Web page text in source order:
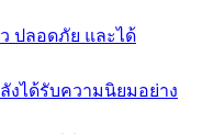
ปลอดภัย และได้
ลังได้รับความนิยมอย่าง